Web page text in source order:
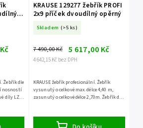
Žebřík dle
nosností
díly LZE
KRAUSE 129277 žebřík PROFI
2x9 příček dvoudílný opěrný
Skladem (>5 ks)
4 642,15 Kč bez DPH
7 490,00 Kč 5 617,00 Kč
KRAUSE žebřík profesionální. Žebřík
vysunutý o celkové max. délce 4,40 m,
zasunutý o celkové délce 2,70m. Žebřík dle